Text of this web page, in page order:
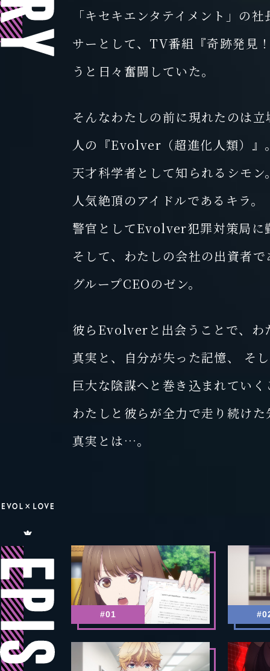
と
ま
る
め
に
、
全
力
で
り
け
な
け
ば
な
「キセキエンタテイメント」の社
サーとして、TV番組『奇跡発見
うと日々奮闘していた。
そんなわたしの前に現れたのは
人の『Evolver（超進化人類）』
天才科学者として知られるシモン
人気絶頂のアイドルであるキラ。
警官としてEvolver犯罪対策局に
そして、わたしの会社の出資者
グループCEOのゼン。
彼らEvolverと出会うことで、わ
真実と、自分が失った記憶、
そ
巨大な陰謀へと巻き込まれてい
わたしと彼らが全力で走り続け
真実とは…。
P
I
S
O
#01